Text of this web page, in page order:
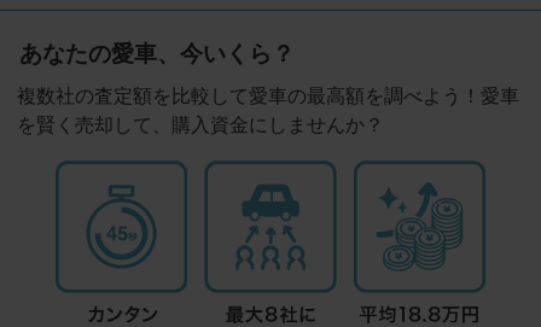
あなたの愛車、今いくら？
複数社の査定額を比較して愛車の最高額を調べよう！愛車
を賢く売却して、購入資金にしませんか？